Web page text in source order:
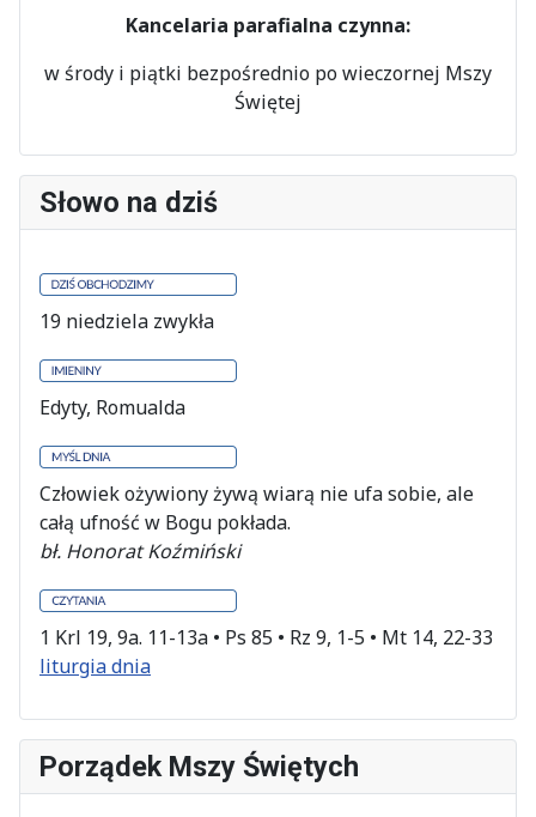
Kancelaria parafialna czynna:
w środy i piątki bezpośrednio po wieczornej Mszy
Świętej
Słowo na dziś
19 niedziela zwykła
Edyty, Romualda
Człowiek ożywiony żywą wiarą nie ufa sobie, ale
całą ufność w Bogu pokłada.
bł. Honorat Koźmiński
1 Krl 19, 9a. 11-13a • Ps 85 • Rz 9, 1-5 • Mt 14, 22-33
liturgia dnia
Porządek Mszy Świętych